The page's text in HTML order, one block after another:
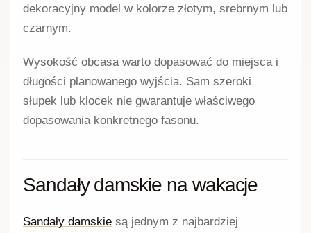
dekoracyjny model w kolorze złotym, srebrnym lub
czarnym.
Wysokość obcasa warto dopasować do miejsca i
długości planowanego wyjścia. Sam szeroki
słupek lub klocek nie gwarantuje właściwego
dopasowania konkretnego fasonu.
Sandały damskie na wakacje
Sandały damskie są jednym z najbardziej